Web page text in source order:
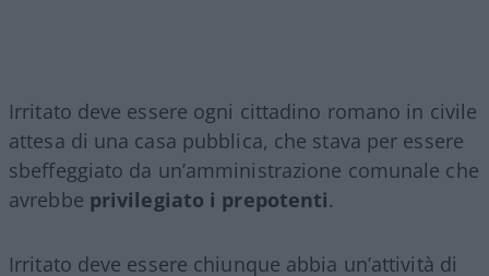
Irritato deve essere ogni cittadino romano in civile
attesa di una casa pubblica, che stava per essere
sbeffeggiato da un’amministrazione comunale che
avrebbe privilegiato i prepotenti.
Irritato deve essere chiunque abbia un’attività di